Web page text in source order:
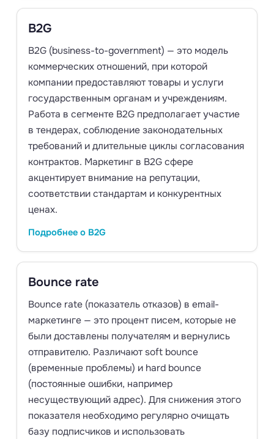
B2G
B2G (business-to-government) — это модель
коммерческих отношений, при которой
компании предоставляют товары и услуги
государственным органам и учреждениям.
Работа в сегменте B2G предполагает участие
в тендерах, соблюдение законодательных
требований и длительные циклы согласования
контрактов. Маркетинг в B2G сфере
акцентирует внимание на репутации,
соответствии стандартам и конкурентных
ценах.
Подробнее о B2G
Bounce rate
Bounce rate (показатель отказов) в email-
маркетинге — это процент писем, которые не
были доставлены получателям и вернулись
отправителю. Различают soft bounce
(временные проблемы) и hard bounce
(постоянные ошибки, например
несуществующий адрес). Для снижения этого
показателя необходимо регулярно очищать
базу подписчиков и использовать